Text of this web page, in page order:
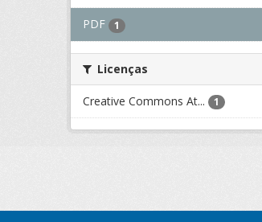
PDF 1
Licenças
Creative Commons At... 1